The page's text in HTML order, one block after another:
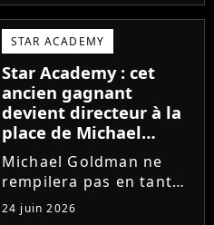
de scène Lowey, l'artiste
de 25 ans dévoile un
premier EP énergique et
très prometteur
nommé...
STAR ACADEMY
Star Academy : cet
ancien gagnant
devient directeur à la
place de Michael
Goldman ? Il donne
enfin sa réponse
Michael Goldman ne
rempilera pas en tant
que directeur de la
24 juin 2026